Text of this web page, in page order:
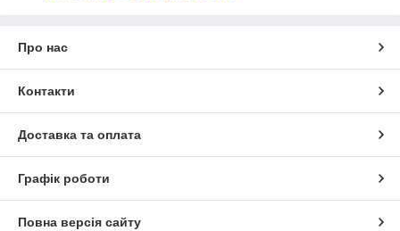
Про нас
Контакти
Доставка та оплата
Графік роботи
Повна версія сайту